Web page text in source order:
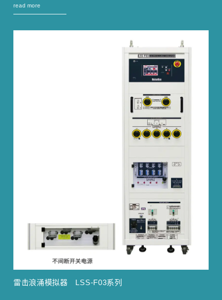
read more
雷击浪涌模拟器 LSS-F03系列